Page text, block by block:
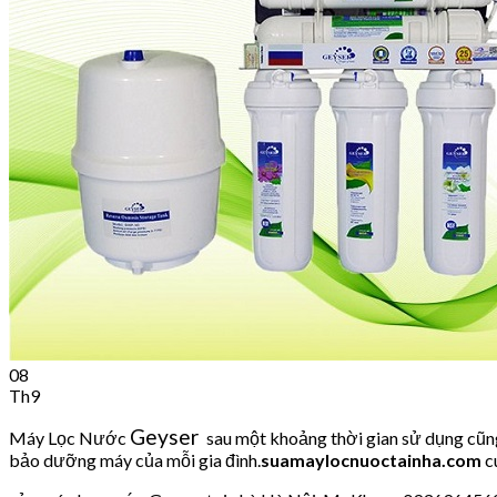
No products in the cart.
08
Th9
Máy Lọc Nước Geyser sau một khoảng thời gian sử dụng
bảo dưỡng máy của mỗi gia đình.suamaylocnuoctainha.com